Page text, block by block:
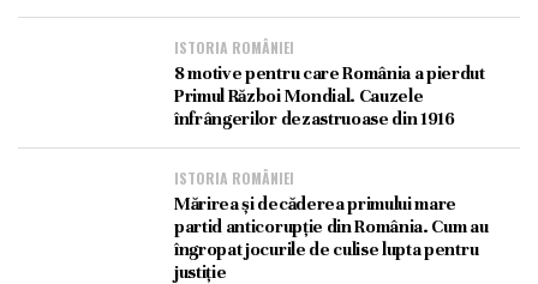
ISTORIA ROMÂNIEI
8 motive pentru care România a pierdut
Primul Război Mondial. Cauzele
înfrângerilor dezastruoase din 1916
ISTORIA ROMÂNIEI
Mărirea și decăderea primului mare
partid anticorupție din România. Cum au
îngropat jocurile de culise lupta pentru
justiție